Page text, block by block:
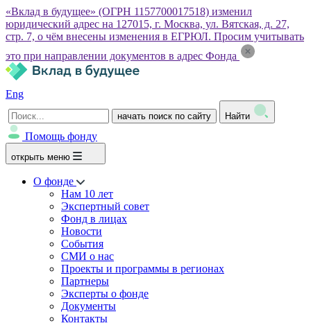
«Вклад в будущее» (ОГРН 1157700017518) изменил
юридический адрес на 127015, г. Москва, ул. Вятская, д. 27,
стр. 7, о чём внесены изменения в ЕГРЮЛ. Просим учитывать
это при направлении документов в адрес Фонда
Eng
начать поиск по сайту Найти
Помощь фонду
открыть меню
О фонде
Нам 10 лет
Экспертный совет
Фонд в лицах
Новости
События
СМИ о нас
Проекты и программы в регионах
Партнеры
Эксперты о фонде
Документы
Контакты